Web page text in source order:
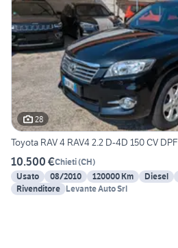
28
Toyota RAV 4 RAV4 2.2 D-4D 150 CV DPF
10.500 €Chieti(CH)
Usato
08/2010 120000 Km Diesel
Rivenditore Levante Auto Srl